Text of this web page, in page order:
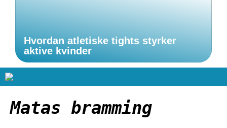
Hvordan atletiske tights styrker
aktive kvinder
Matas bramming